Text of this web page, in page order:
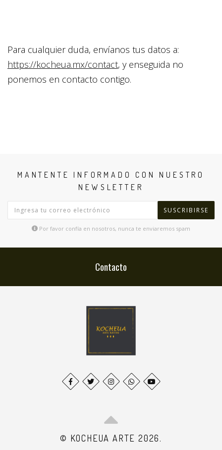
Para cualquier duda, envíanos tus datos a:
https://kocheua.mx/contact, y enseguida no
ponemos en contacto contigo.
MANTENTE INFORMADO CON NUESTRO
NEWSLETTER
SUSCRIBIRSE
Por favor confía en nosotros, nunca te enviaremos spam
Contacto
© KOCHEUA ARTE 2026.